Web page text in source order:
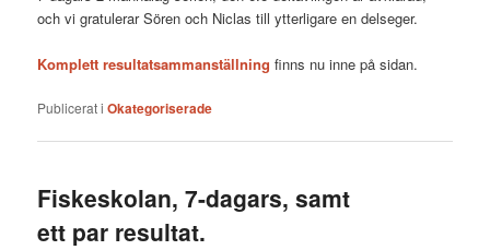
och vi gratulerar Sören och Niclas till ytterligare en delseger.
Komplett resultatsammanställning finns nu inne på sidan.
Publicerat i Okategoriserade
Fiskeskolan, 7-dagars, samt
ett par resultat.